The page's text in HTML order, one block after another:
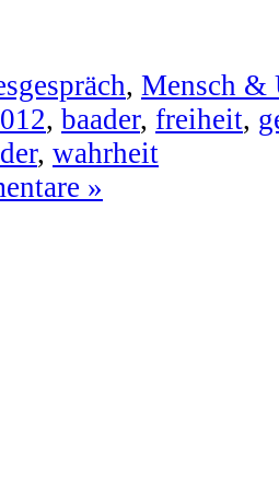
, Mensch &
, baader, freiheit,
, wahrheit
»